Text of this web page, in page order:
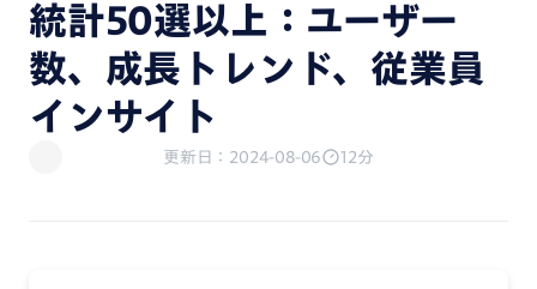
統計50選以上：ユーザー
数、成長トレンド、従業員
インサイト
更新日：2024-08-06 12分